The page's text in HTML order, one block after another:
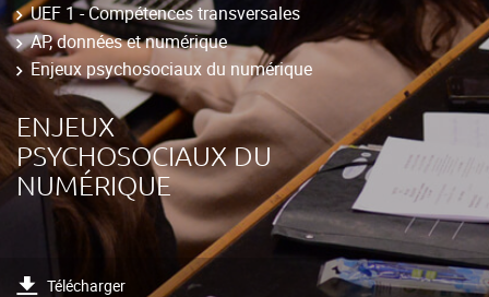
UEF 1 - Compétences transversales
AP, données et numérique
Enjeux psychosociaux du numérique
ENJEUX
PSYCHOSOCIAUX DU
NUMÉRIQUE
Télécharger